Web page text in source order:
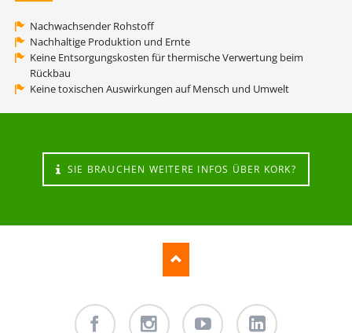
Nachwachsender Rohstoff
Nachhaltige Produktion und Ernte
Keine Entsorgungskosten für thermische Verwertung beim
Rückbau
Keine toxischen Auswirkungen auf Mensch und Umwelt
SIE BRAUCHEN WEITERE INFOS ÜBER KORK?